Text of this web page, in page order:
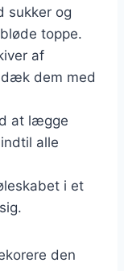
sukker og
toppe.
af
dem med
at lægge
alle
i et
den